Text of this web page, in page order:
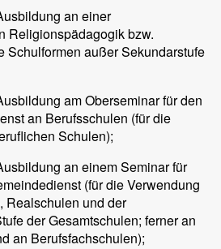
an einer
Religionspädagogik bzw.
Schulformen außer Sekundarstufe
am Oberseminar für den
an Berufsschulen (für die
Schulen);
an einem Seminar für
(für die Verwendung
Realschulen und der
der Gesamtschulen; ferner an
an Berufsfachschulen);